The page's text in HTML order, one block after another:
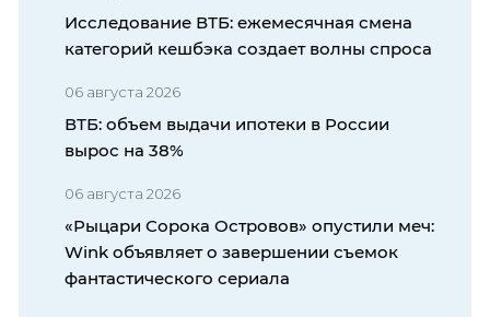
Исследование ВТБ: ежемесячная смена
категорий кешбэка создает волны спроса
06 августа 2026
ВТБ: объем выдачи ипотеки в России
вырос на 38%
06 августа 2026
«Рыцари Сорока Островов» опустили меч:
Wink объявляет о завершении съемок
фантастического сериала